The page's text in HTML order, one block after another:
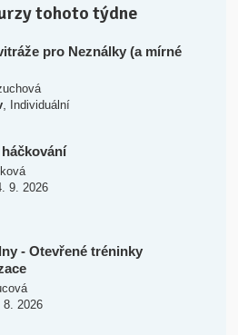
tohoto týdne
pro Neználky (a mírné
, Individuální
9. 2026
- Otevřené tréninky
8. 2026